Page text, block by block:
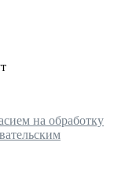
на обработку